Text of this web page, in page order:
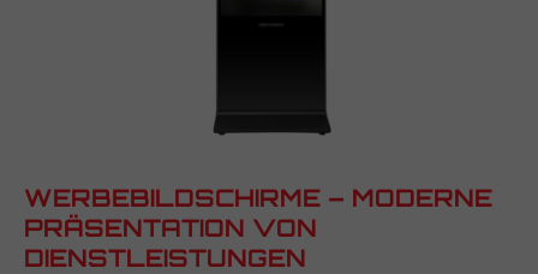
WERBEBILDSCHIRME – MODERNE
PRÄSENTATION VON
DIENSTLEISTUNGEN